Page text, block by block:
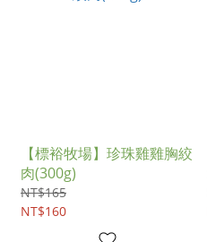
【標裕牧場】珍珠雞雞胸絞
肉(300g)
NT$165
NT$160